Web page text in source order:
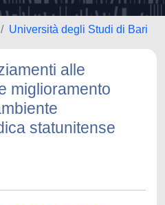
Università degli Studi di Bari
alle
miglioramento
statunitense